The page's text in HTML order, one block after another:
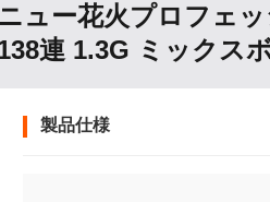
ニュー花火プロフェ
連 1.3G ミックス
製品仕様